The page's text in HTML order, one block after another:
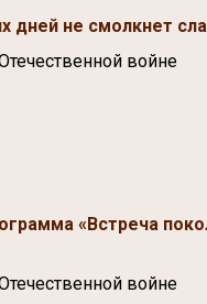
дней не смолкнет
войне
«Встреча
войне